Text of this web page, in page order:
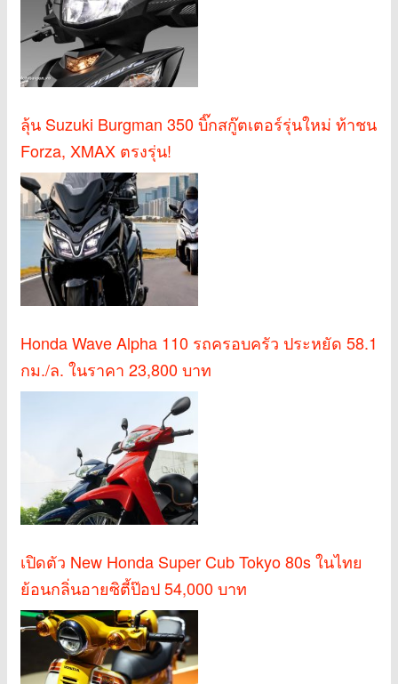
ลุ้น Suzuki Burgman 350 บิ๊กสกู๊ตเตอร์รุ่นใหม่ ท้าชน
Forza, XMAX ตรงรุ่น!
Honda Wave Alpha 110 รถครอบครัว ประหยัด 58.1
กม./ล. ในราคา 23,800 บาท
เปิดตัว New Honda Super Cub Tokyo 80s ในไทย
ย้อนกลิ่นอายซิตี้ป๊อป 54,000 บาท